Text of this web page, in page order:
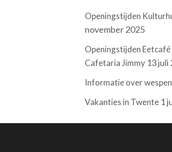
Openingstijden
november 2025
Openingstijden Eetcafé
Cafetaria Jimmy 13 juli
Informatie over wespen
Vakanties in Twente 1